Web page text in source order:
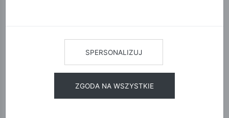
SPERSONALIZUJ
ZGODA NA WSZYSTKIE